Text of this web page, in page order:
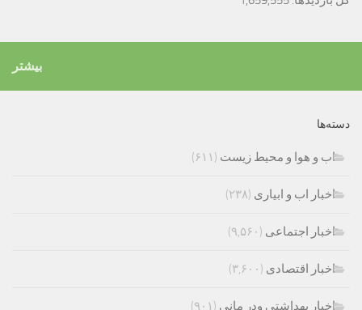
بیشتر
دسته‌ها
اب و هوا و محیط زیست (۶۱۱)
اخبار اب و ابیاری (۲۳۸)
اخبار اجتماعی (۹,۵۶۰)
اخبار اقتصادی (۳,۶۰۰)
اخبار بهداشتی ودر مانی (۹۰۱)